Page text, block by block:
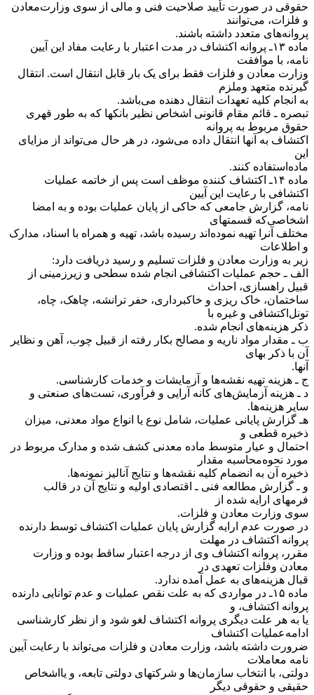
حقوقی در صورت تأیید صلاحیت فنی و مالی از سوی وزارت‌معادن
و فلزات، می‌توانند
پروانه‌های متعدد داشته باشند.
‌ماده ۱۳ـ پروانه اکتشاف در مدت اعتبار با رعایت مفاد این آیین
نامه، با موافقت
وزارت معادن و فلزات فقط برای یک بار قابل انتقال است. انتقال
گیرنده متعهد و‌ملزم
به انجام کلیه تعهدات انتقال دهنده می‌باشد.
‌تبصره ـ قائم مقام قانونی اشخاص نظیر بانکها که به طور قهری
حقوق مربوط به پروانه
اکتشاف به آنها انتقال داده می‌شود، در هر حال می‌تواند از مزایای
این
ماده‌استفاده کنند.
‌ماده ۱۴ـ اکتشاف کننده موظف است پس از خاتمه عملیات
اکتشافی با رعایت این آیین
نامه، گزارش جامعی که حاکی از پایان عملیات بوده و به امضا
اشخاصی‌که قسمتهای
مختلف آنرا تهیه نموده‌اند رسیده باشد، تهیه و همراه با اسناد، مدارک
و اطلاعات
زیر به وزارت معادن و فلزات تسلیم و رسید دریافت دارد:
‌الف ـ حجم عملیات اکتشافی انجام شده سطحی و زیرزمینی از
قبیل راهسازی، احداث
ساختمان، خاک ریزی و خاکبرداری، حفر ترانشه، چاهک، چاه،
تونل‌اکتشافی و غیره با
ذکر هزینه‌های انجام شده.
ب ـ مقدار مواد ناریه و مصالح بکار رفته از قبیل چوب، آهن و نظایر
آن با ذکر بهای
آنها.
ج ـ هزینه تهیه نقشه‌ها و آزمایشات و خدمات کارشناسی.
‌د ـ هزینه آزمایش‌های کانه آرایی و فرآوری، تست‌های صنعتی و
سایر هزینه‌ها.
‌ه‍ـ گزارش پایانی عملیات، شامل نوع یا انواع مواد معدنی، میزان
ذخیره قطعی و
احتمال و عیار متوسط ماده معدنی کشف شده و مدارک مربوط در
مورد نحوه‌محاسبه مقدار
ذخیره آن به انضمام کلیه نقشه‌ها و نتایج آنالیز نمونه‌ها.
‌و ـ گزارش مطالعه فنی ـ اقتصادی اولیه و نتایج آن در قالب
فرمهای ارایه شده از
سوی وزارت معادن و فلزات.
‌در صورت عدم ارایه گزارش پایان عملیات اکتشاف توسط دارنده
پروانه اکتشاف در مهلت
مقرر، پروانه اکتشاف وی از درجه اعتبار ساقط بوده و وزارت
معادن و‌فلزات تعهدی در
قبال هزینه‌های به عمل آمده ندارد.
‌ماده ۱۵ـ در مواردی که به علت نقص عملیات و عدم توانایی دارنده
پروانه اکتشاف، و
یا به هر علت دیگری پروانه اکتشاف لغو شود و از نظر کارشناسی
ادامه‌عملیات اکتشاف
ضرورت داشته باشد، وزارت معادن و فلزات می‌تواند با رعایت آیین
نامه معاملات
دولتی، با انتخاب سازمان‌ها و شرکتهای دولتی تابعه، و یا‌اشخاص
حقیقی و حقوقی دیگر